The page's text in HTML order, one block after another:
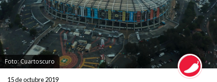
Foto: Cuartoscuro
15 de octubre 2019